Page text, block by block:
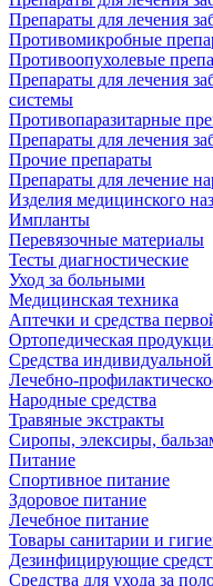
Препараты для лечения
Противомикробные
Противоопухолевые
Препараты для лечения
системы
Противопаразитарные
Препараты для лечения
Прочие препараты
Препараты для лечение
Изделия медицинского
Импланты
Перевязочные материалы
Тесты диагностические
Уход за больными
Медицинская техника
Аптечки и средства
Ортопедическая
Средства
Лечебно-
Народные средства
Травяные экстракты
Сиропы, элексиры,
Питание
Спортивное питание
Здоровое питание
Лечебное питание
Товары санитарии и
Дезинфицирующие
Средства для ухода за